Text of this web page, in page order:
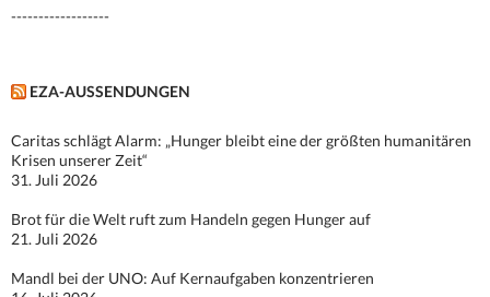
------------------
EZA-AUSSENDUNGEN
Caritas schlägt Alarm: „Hunger bleibt eine der größten humanitären
Krisen unserer Zeit“
31. Juli 2026
Brot für die Welt ruft zum Handeln gegen Hunger auf
21. Juli 2026
Mandl bei der UNO: Auf Kernaufgaben konzentrieren